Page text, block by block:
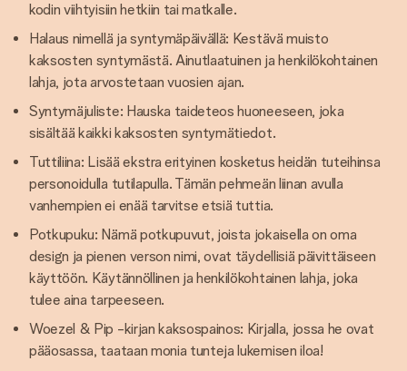
kodin viihtyisiin hetkiin tai matkalle.
Halaus nimellä ja syntymäpäivällä: Kestävä muisto
kaksosten syntymästä. Ainutlaatuinen ja henkilökohtainen
lahja, jota arvostetaan vuosien ajan.
Syntymäjuliste: Hauska taideteos huoneeseen, joka
sisältää kaikki kaksosten syntymätiedot.
Tuttiliina: Lisää ekstra erityinen kosketus heidän tuteihinsa
personoidulla tutilapulla. Tämän pehmeän liinan avulla
vanhempien ei enää tarvitse etsiä tuttia.
Potkupuku: Nämä potkupuvut, joista jokaisella on oma
design ja pienen verson nimi, ovat täydellisiä päivittäiseen
käyttöön. Käytännöllinen ja henkilökohtainen lahja, joka
tulee aina tarpeeseen.
Woezel & Pip -kirjan kaksospainos: Kirjalla, jossa he ovat
pääosassa, taataan monia tunteja lukemisen iloa!